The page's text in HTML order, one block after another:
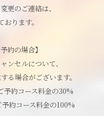
更のご連絡は、
ります。
約の場合】
ンセルについて、
る場合がございます。
予約コース料金の30%
約コース料金の100%